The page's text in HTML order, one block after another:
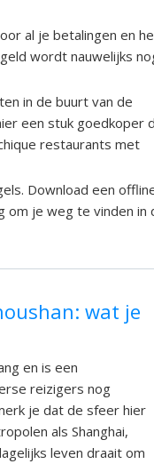
al je betalingen en
wordt nauwelijks
in de buurt van de
een stuk goedkoper
restaurants met
Download een
om je weg te vinden in
wat je
en is een
reizigers nog
je dat de sfeer hier
als Shanghai,
leven draait om